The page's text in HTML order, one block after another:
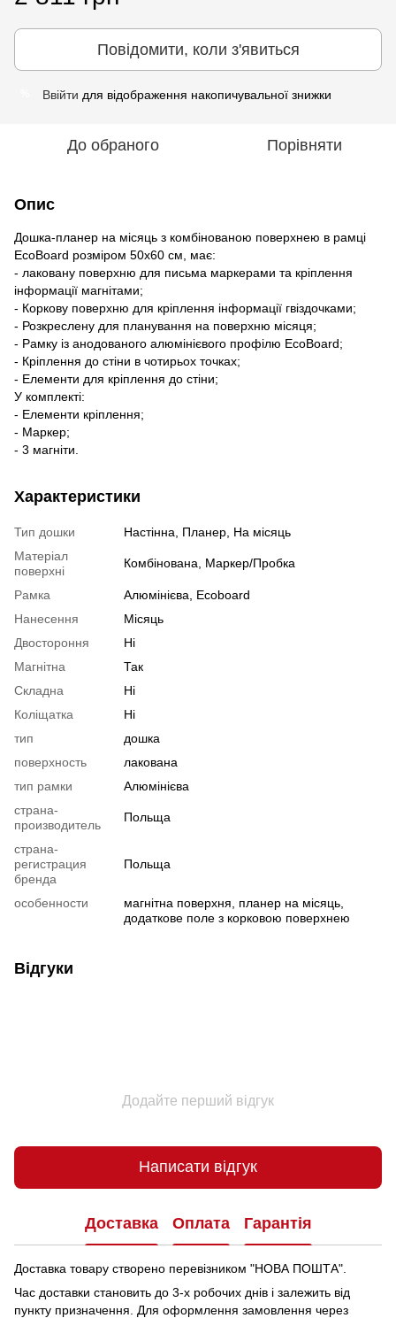
Повідомити, коли з'явиться
Ввійти для відображення накопичувальної знижки
До обраного Порівняти
Опис
Дошка-планер на місяць з комбінованою поверхнею в рамці
EcoBoard розміром 50х60 см, має:
- лаковану поверхню для письма маркерами та кріплення
інформації магнітами;
- Коркову поверхню для кріплення інформації гвіздочками;
- Розкреслену для планування на поверхню місяця;
- Рамку із анодованого алюмінієвого профілю EcoBoard;
- Кріплення до стіни в чотирьох точках;
- Елементи для кріплення до стіни;
У комплекті:
- Елементи кріплення;
- Маркер;
- 3 магніти.
Характеристики
Тип дошки
Настінна, Планер, На місяць
Матеріал
поверхні
Комбінована, Маркер/Пробка
Рамка
Алюмінієва, Ecoboard
Нанесення
Місяць
Двостороння
Ні
Магнітна
Так
Складна
Ні
Коліщатка
Ні
тип
дошка
поверхность
лакована
тип рамки
Алюмінієва
страна-
производитель
Польща
страна-
регистрация
бренда
Польща
особенности
магнітна поверхня, планер на місяць,
додаткове поле з корковою поверхнею
Відгуки
Додайте перший відгук
Написати відгук
Доставка Оплата Гарантія
Доставка товару створено перевізником "НОВА ПОШТА".
Час доставки становить до 3-х робочих днів і залежить від
пункту призначення. Для оформлення замовлення через